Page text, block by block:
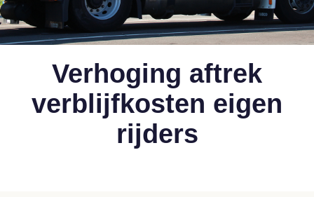
Verhoging aftrek
verblijfkosten eigen
rijders